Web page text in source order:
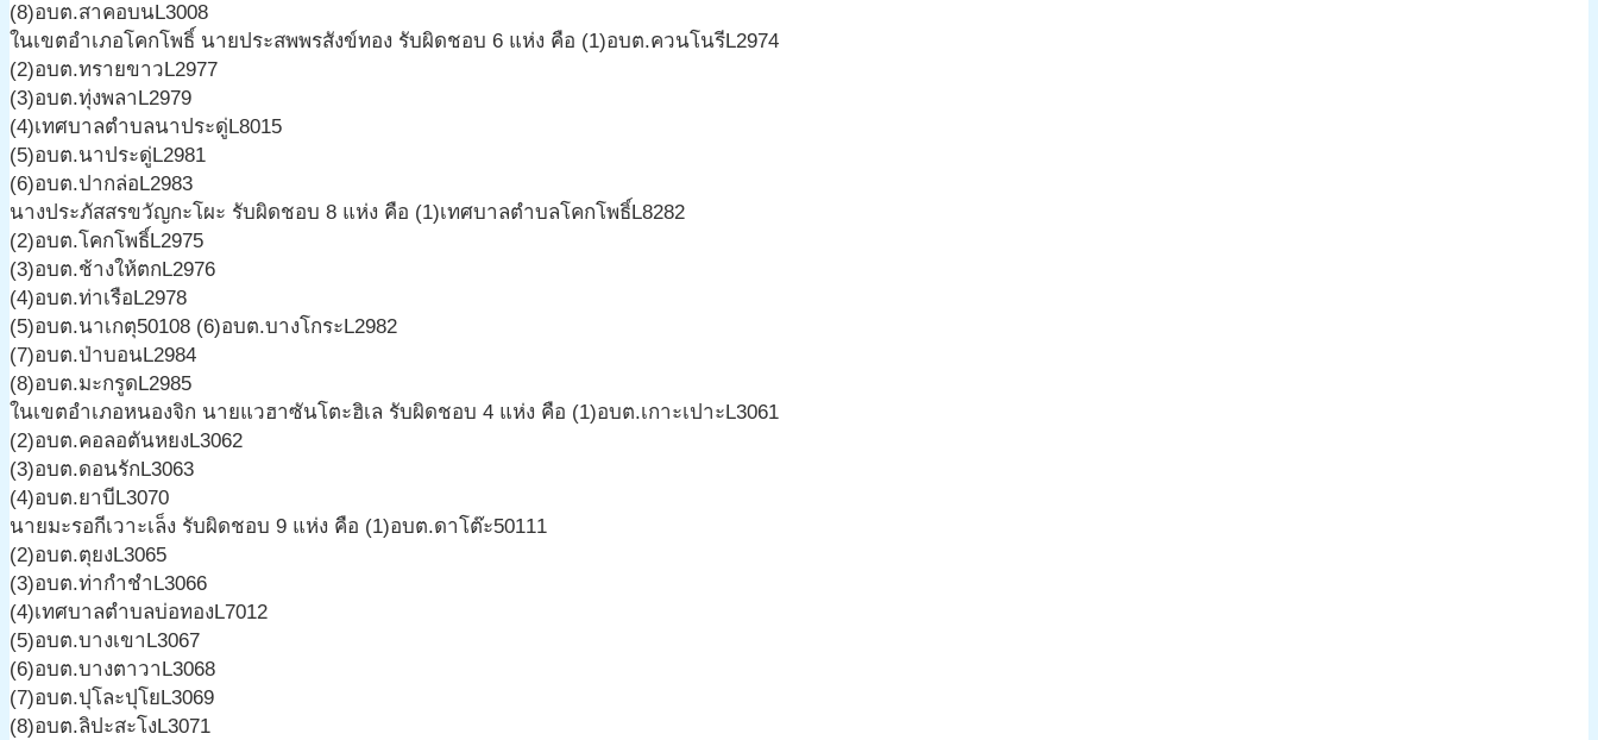
(8)อบต.สาคอบนL3008
ในเขตอำเภอโคกโพธิ์ นายประสพพรสังข์ทอง รับผิดชอบ 6 แห่ง คือ (1)อบต.ควนโนรีL2974
(2)อบต.ทรายขาวL2977
(3)อบต.ทุ่งพลาL2979
(4)เทศบาลตำบลนาประดู่L8015
(5)อบต.นาประดู่L2981
(6)อบต.ปากล่อL2983
นางประภัสสรขวัญกะโผะ รับผิดชอบ 8 แห่ง คือ (1)เทศบาลตำบลโคกโพธิ์L8282
(2)อบต.โคกโพธิ์L2975
(3)อบต.ช้างให้ตกL2976
(4)อบต.ท่าเรือL2978
(5)อบต.นาเกตุ50108 (6)อบต.บางโกระL2982
(7)อบต.ป่าบอนL2984
(8)อบต.มะกรูดL2985
ในเขตอำเภอหนองจิก นายแวฮาซันโตะฮิเล รับผิดชอบ 4 แห่ง คือ (1)อบต.เกาะเปาะL3061
(2)อบต.คอลอตันหยงL3062
(3)อบต.ดอนรักL3063
(4)อบต.ยาบีL3070
นายมะรอกีเวาะเล็ง รับผิดชอบ 9 แห่ง คือ (1)อบต.ดาโต๊ะ50111
(2)อบต.ตุยงL3065
(3)อบต.ท่ากำชำL3066
(4)เทศบาลตำบลบ่อทองL7012
(5)อบต.บางเขาL3067
(6)อบต.บางตาวาL3068
(7)อบต.ปุโละปุโยL3069
(8)อบต.ลิปะสะโงL3071